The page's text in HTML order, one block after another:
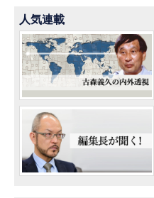
人気連載